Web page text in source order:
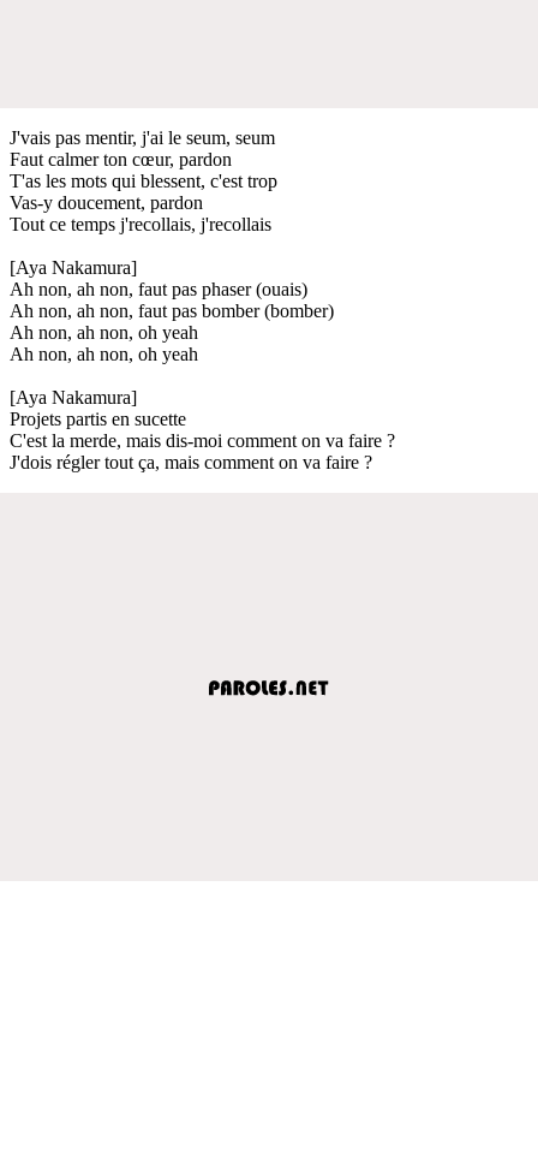
J'vais pas mentir, j'ai le seum, seum
Faut calmer ton cœur, pardon
T'as les mots qui blessent, c'est trop
Vas-y doucement, pardon
Tout ce temps j'recollais, j'recollais
[Aya Nakamura]
Ah non, ah non, faut pas phaser (ouais)
Ah non, ah non, faut pas bomber (bomber)
Ah non, ah non, oh yeah
Ah non, ah non, oh yeah
[Aya Nakamura]
Projets partis en sucette
C'est la merde, mais dis-moi comment on va faire ?
J'dois régler tout ça, mais comment on va faire ?